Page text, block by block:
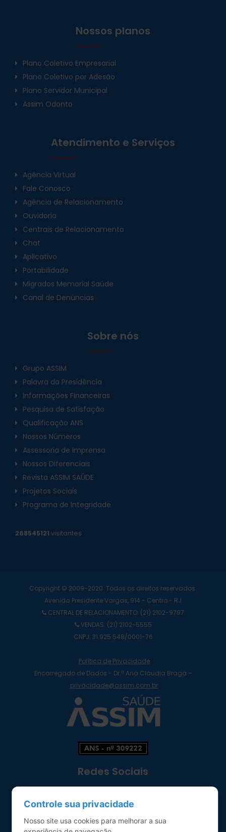
Nossos planos
Plano Coletivo Empresarial
Plano Coletivo por Adesão
Plano Servidor Municipal
Assim Odonto
Atendimento e Serviços
Agência Virtual
Fale Conosco
Agência de Relacionamento
Ouvidoria
Centrais de Relacionamento
Chat
Aplicativo
Portabilidade
Migrados Memorial Saúde
Canal de Denúncias
Sobre nós
Grupo ASSIM
Palavra da Presidência
Informações Financeiras
Pesquisa de Satisfação
Qualificação ANS
Nossos Números
Assessoria de Imprensa
Nossos Diferenciais
Revista ASSIM SAÚDE
Projetos Sociais
Programa de Integridade
268545121 visitantes
Copyright © 2009-2020. Todos os direitos reservados.
Avenida Presidente Vargas, 914 - Centro - RJ
CENTRAL DE RELACIONAMENTO: (21) 2102-9797
VENDAS: (21) 2102-5555
CNPJ: 31.925.548/0001-76
Política de Privacidade
Encarregado de Dados - Dr.ª Ana Cláudia Braga –
privacidade@assim.com.br
Redes Sociais
Controle sua privacidade
Nosso site usa cookies para melhorar a sua